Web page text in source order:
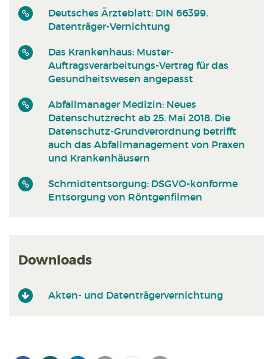
Deutsches Ärzteblatt: DIN 66399.
Datenträger-Vernichtung
Das Krankenhaus: Muster-
Auftragsverarbeitungs-Vertrag für das
Gesundheitswesen angepasst
Abfallmanager Medizin: Neues
Datenschutzrecht ab 25. Mai 2018. Die
Datenschutz-Grundverordnung betrifft
auch das Abfallmanagement von Praxen
und Krankenhäusern
Schmidtentsorgung: DSGVO-konforme
Entsorgung von Röntgenfilmen
Downloads
Akten- und Datenträgervernichtung